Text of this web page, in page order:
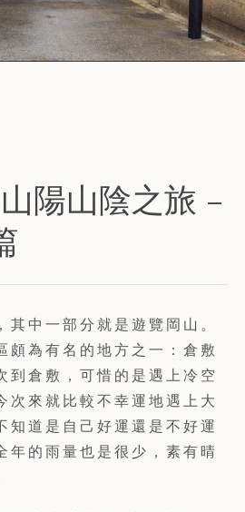
陽山陰之旅 –
其中一部分就是遊覽岡山。
頗為有名的地方之一：倉敷
到倉敷，可惜的是遇上冷空
次來就比較不幸運地遇上大
知道是自己好運還是不好運
年的雨量也是很少，素有晴